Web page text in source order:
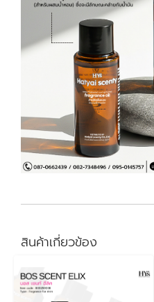
สินค้าเกี่ยวข้อง